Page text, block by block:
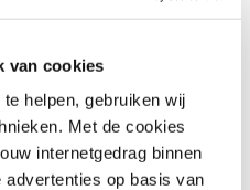
van cookies
helpen, gebruiken wij
Met de cookies
internetgedrag binnen
op basis van